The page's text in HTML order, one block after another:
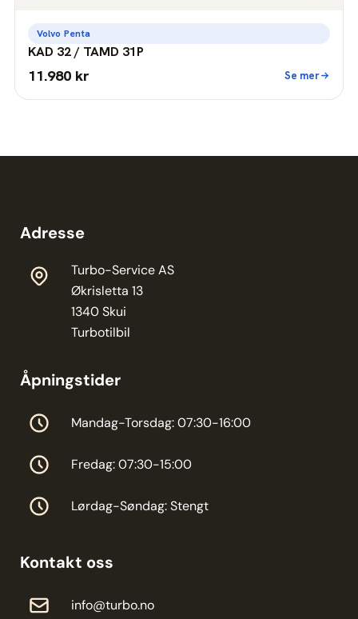
Volvo Penta
KAD 32 / TAMD 31P
11.980 kr Se mer
Adresse
Turbo-Service AS
Økrisletta 13
1340 Skui
Turbotilbil
Åpningstider
Mandag-Torsdag: 07:30-16:00
Fredag: 07:30-15:00
Lørdag-Søndag: Stengt
Kontakt oss
info@turbo.no